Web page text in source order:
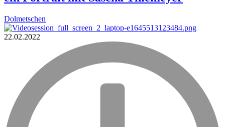
Dolmetschen
22.02.2022